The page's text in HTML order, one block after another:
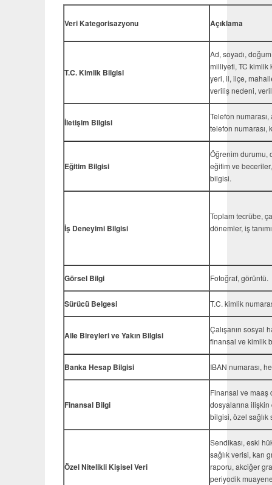
Veri Kategorisazyonu Açıklama
T.C. Kimlik Bilgisi
Ad, soyadı,
milliyeti, TC kimlik
yeri, il, ilçe,
veriliş nedeni,
İletişim Bilgisi
Telefon
telefon numarası,
Eğitim Bilgisi
Öğrenim durumu,
eğitim ve
bilgisi.
İş Deneyimi Bilgisi
Toplam tecrübe,
dönemler, iş
Görsel Bilgi Fotoğraf, görüntü.
Sürücü Belgesi T.C. kimlik
Aile Bireyleri ve Yakın Bilgisi
Çalışanın sosyal
finansal ve kimlik
Banka Hesap Bilgisi IBAN numarası,
Finansal Bilgi
Finansal ve maaş
dosyalarına
bilgisi, özel sağlık
Özel Nitelikli Kişisel Veri
Sendikası, eski
sağlık verisi, kan
raporu, akciğer
periyodik